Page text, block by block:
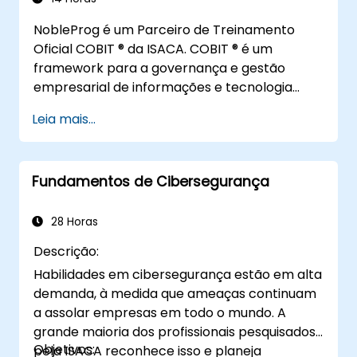
capacidade de detectar, investigar,
responder e recuperar-se de incidentes
de segurança da informação para
minimizar o impacto no negócio
de segurança e pessoal de conformidade,
BCP/DR, executivos e gerentes
operacionais responsáveis por funções
de garantia
NobleProg é um Parceiro de Treinamento
Oficial COBIT ® da ISACA. COBIT ® é um
framework para a governança e gestão
empresarial de informações e tecnologia
da empresa.
Leia mais...
Fundamentos de Cibersegurança
28 Horas
Descrição:
Habilidades em cibersegurança estão em alta
demanda, à medida que ameaças continuam
a assolar empresas em todo o mundo. A
grande maioria dos profissionais pesquisados
pela ISACA reconhece isso e planeja
Objetivos: